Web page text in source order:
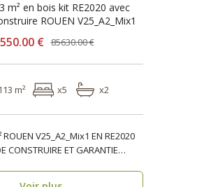
m² en bois kit RE2020 avec
ROUEN V25_A2_Mix1
€ 85630.00 €
m² x5 x2
ROUEN V25_A2_Mix1 EN RE2020
CONSTRUIRE ET GARANTIE